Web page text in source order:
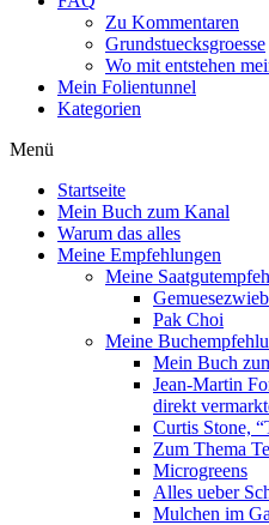
Zu Kommentaren
Grundstuecksgroesse
Wo mit entstehen
Mein Folientunnel
Kategorien
Menü
Startseite
Mein Buch zum Kanal
Warum das alles
Meine Empfehlungen
Meine
Pak Choi
Meine
Mein Buch
Jean-Martin
direkt
Curtis Stone,
Zum Thema
Microgreens
Alles ueber
Mulchen im